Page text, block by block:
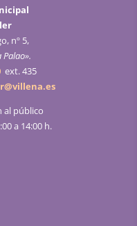
nº 5,
ext. 435
al público
a 14:00 h.